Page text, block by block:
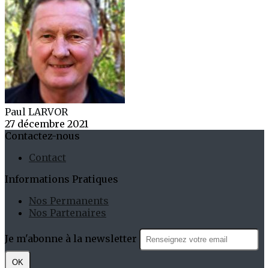
Paul LARVOR
27 décembre 2021
Contactez-nous
Contact
Informations Pratiques
Nos Permanents
Nos Partenaires
Je m'abonne à la newsletter
OK